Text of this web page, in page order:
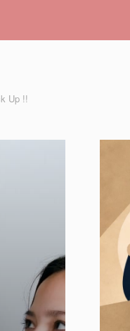
Up !!